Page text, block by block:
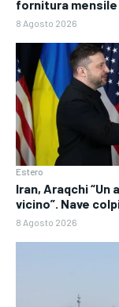
fornitura mensile
8 Agosto 2026
Estero
Iran, Araqchi “Un
vicino”. Nave
8 Agosto 2026